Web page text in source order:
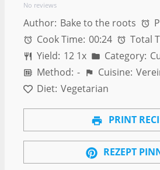
No reviews
Author: Bake to the roots
Cook Time: 00:24 Total
Yield: 12 1x Category:
Method: - Cuisine:
Diet: Vegetarian
PRINT
REZEPT